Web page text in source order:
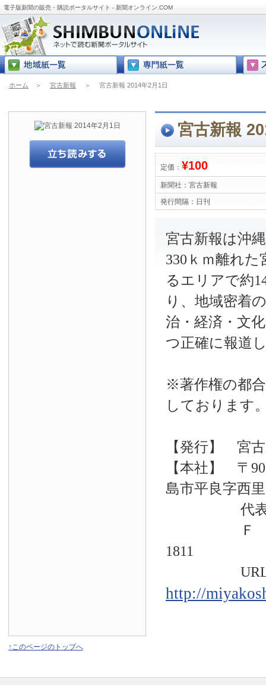
電子版新聞の販売・購読ポータルサイト - 新聞オンライン.COM
ホーム ＞ 宮古新報 ＞ 宮古新報 2014年2月1日
宮古新報
定価： ¥100
新聞社： 宮古新報
発行間隔： 日刊
宮古新報は沖
330ｋｍ離れ
るエリアで約
り、地域密着
治・経済・文
つ正確に報道
※著作権の都
しております
【発行】 宮
【本社】 〒
島市平良字西
代表電話
Ｆ Ａ
1811
URL
http://
↑このページのトップへ